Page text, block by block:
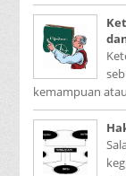
kemampuan